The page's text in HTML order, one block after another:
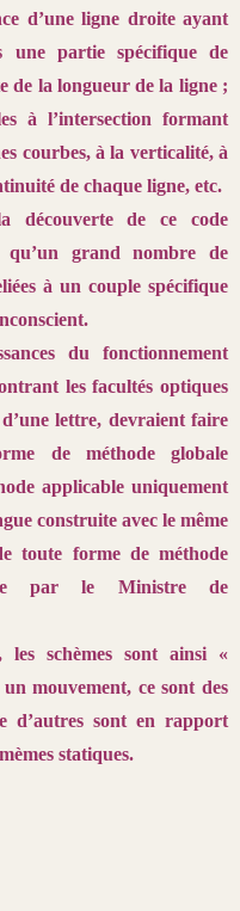
d’une ligne droite ayant
une partie spécifique de
de la longueur dela ligne ;
à l’intersection formant
courbes, à la verticalité, à
de chaque ligne, etc.
découverte de ce code
qu’un grand nombre de
à un couple spécifique
du fonctionnement
les facultés optiques
lettre, devraient faire
de méthode globale
applicable uniquement
construite avec le même
toute forme de méthode
par le Ministre de
les schèmes sont ainsi «
mouvement, ce sont des
d’autres sont en rapport
statiques.